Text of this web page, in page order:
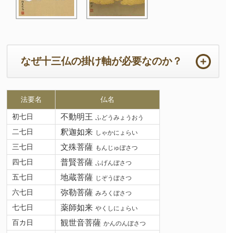
なぜ十三仏の掛け軸が必要なのか？
ご法事は初めての事ばかりで準備から当日までの心労は如何ばかり
かと存じます。法要の本来の目的において重要なのは供養するため
のご住職の読経や仏壇です。仏壇周りは一番大切な所となります。
ご住職はじめ参列者が注目される場所となりますので仏壇仏具や床
の間の掛け軸は特に配慮が必要となります。
十三仏の掛け軸は初七日から三十三回忌までの合計「十三回の追善
供養」をつかさどる守護仏です。故人は十三の仏様に見守られなが
ら極楽浄土に導かれて成仏すると言われています。
法要名 仏名
初七日 不動明王 ふどうみょうおう
二七日 釈迦如来 しゃかにょらい
三七日 文殊菩薩 もんじゅぼさつ
四七日 普賢菩薩 ふげんぼさつ
五七日 地蔵菩薩 じぞうぼさつ
六七日 弥勒菩薩 みろくぼさつ
七七日 薬師如来 やくしにょらい
百カ日 観世音菩薩 かんのんぼさつ